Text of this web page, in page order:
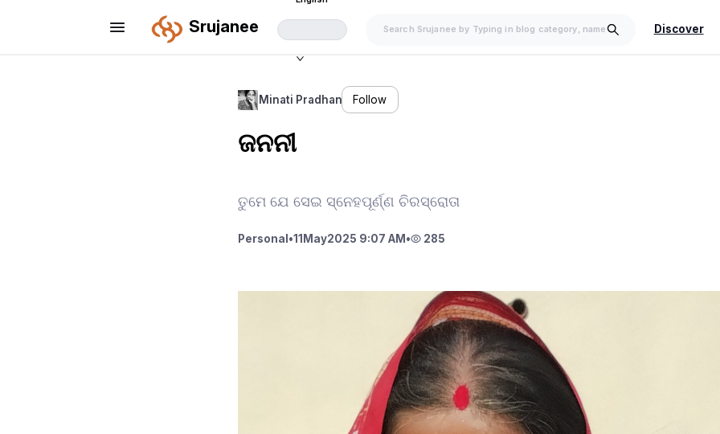
Srujanee Discover
Minati Pradhan Follow
ଜନନୀ
ତୁମେ ଯେ ସେଇ ସ୍ନେହପୂର୍ଣ୍ଣ ଚିରସ୍ରୋତା
Personal •11 May2025 9:07 AM • 285